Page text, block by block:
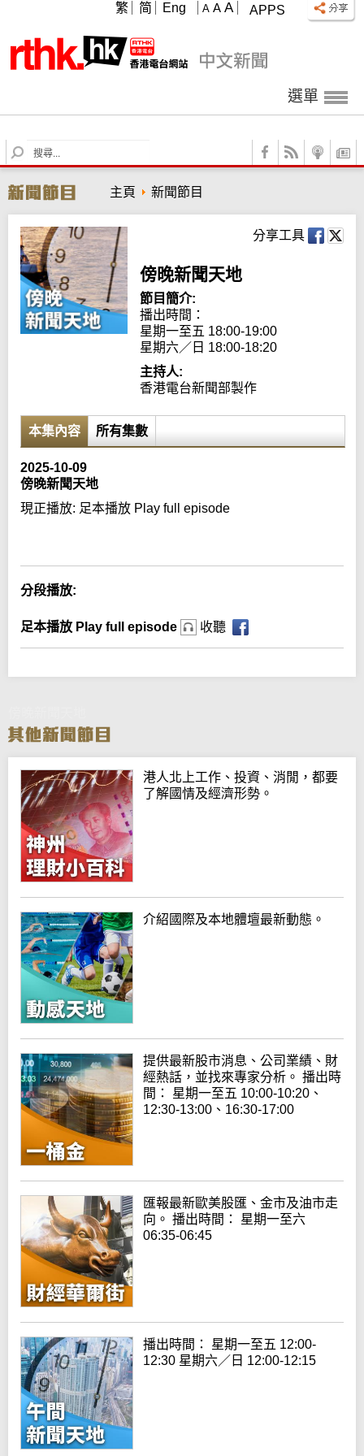
APPS
A A A
繁 简 Eng
選單
S
e
r
c
h
主頁 新聞節目
分享工具
傍晚新聞天地
節目簡介:
播出時間：
星期一至五 18:00-19:00
星期六／日 18:00-18:20
主持人:
香港電台新聞部製作
本集內容 所有集數
2025-10-09
傍晚新聞天地
現正播放: 足本播放 Play full episode
分段播放:
足本播放 Play full episode 收聽
港人北上工作、投資、消閒，都要
了解國情及經濟形勢。
介紹國際及本地體壇最新動態。
提供最新股市消息、公司業績、財
經熱話，並找來專家分析。 播出時
間： 星期一至五 10:00-10:20、
12:30-13:00、16:30-17:00
匯報最新歐美股匯、金市及油市走
向。 播出時間： 星期一至六
06:35-06:45
播出時間： 星期一至五 12:00-
12:30 星期六／日 12:00-12:15